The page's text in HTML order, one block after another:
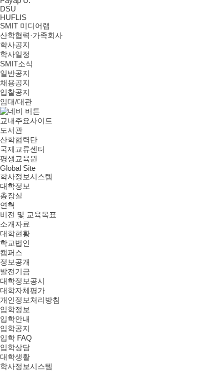
DSU
HUFLIS
SMIT 미디어랩
산학협력·가족회사
학사공지
학사일정
SMIT소식
일반공지
채용공지
입찰공지
임대/대관
교내주요사이트
도서관
산학협력단
국제교류센터
평생교육원
Global Site
학사정보시스템
대학정보
총장실
연혁
비전 및 교육목표
소개자료
대학현황
학교법인
캠퍼스
정보공개
발전기금
대학정보공시
대학자체평가
개인정보처리방침
입학정보
입학안내
입학공지
입학 FAQ
입학상담
대학생활
학사정보시스템